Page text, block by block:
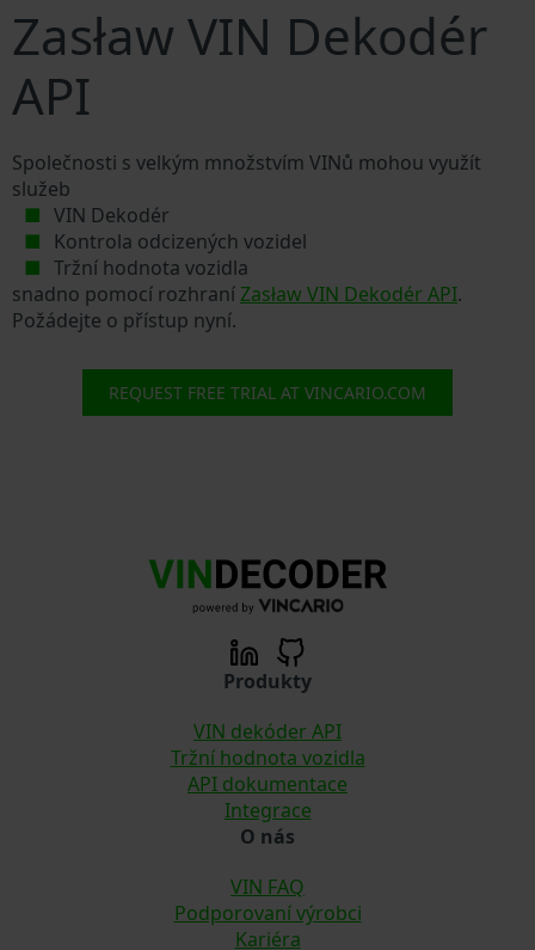
Zasław VIN Dekodér
API
Společnosti s velkým množstvím VINů mohou využít
služeb
VIN Dekodér
Kontrola odcizených vozidel
Tržní hodnota vozidla
snadno pomocí rozhraníZasław VIN Dekodér API.
Požádejte o přístup nyní.
REQUEST FREE TRIAL AT VINCARIO.COM
Produkty
VIN dekóder API
Tržní hodnota vozidla
API dokumentace
Integrace
O nás
VIN FAQ
Podporovaní výrobci
Kariéra